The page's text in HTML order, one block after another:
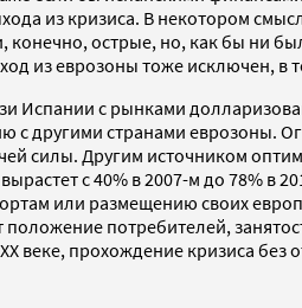
из кризиса. В некотором
острые, но, как бы ни
из еврозоны тоже исключен, в
Испании с рынками
другими странами еврозоны.
силы. Другим источником
с 40% в 2007-м до 78%
или размещению своих
потребителей,
веке, прохождение кризиса